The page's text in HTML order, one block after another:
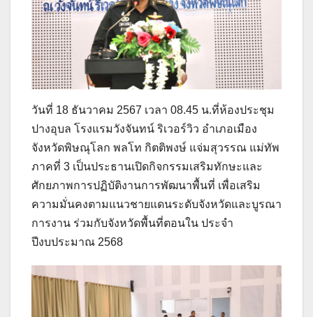
วันที่ 18 ธันวาคม 2567 เวลา 08.45 น.ที่ห้องประชุม
ปางอุบล โรงแรมวังจันทน์ ริเวอร์วิว อำเภอเมือง
จังหวัดพิษณุโลก พลโท กิตติพงษ์ แจ่มสุวรรณ แม่ทัพ
ภาคที่ 3 เป็นประธานเปิดกิจกรรมเสริมทักษะและ
ศักยภาพการปฏิบัติงานการพัฒนาพื้นที่ เพื่อเสริม
ความมั่นคงตามแนวชายแดนระดับจังหวัดและบูรณา
การงาน ร่วมกับจังหวัดพื้นที่ตอนใน ประจำ
ปีงบประมาณ 2568